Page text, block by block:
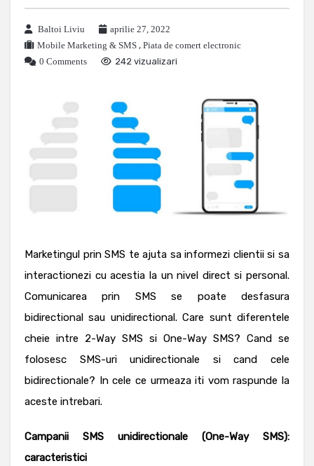
Baltoi Liviu
aprilie 27, 2022
Mobile Marketing & SMS , Piata de comert electronic
0 Comments
242 vizualizari
Marketingul prin SMS te ajuta sa informezi clientii si sa
interactionezi cu acestia la un nivel direct si personal.
Comunicarea prin SMS se poate desfasura
bidirectional sau unidirectional.Care sunt diferentele
cheie intre 2-Way SMS si One-Way SMS? Cand se
folosesc SMS-uri unidirectionale si cand cele
bidirectionale? In cele ce urmeaza iti vom raspunde la
aceste intrebari.
Campanii SMS unidirectionale (One-Way SMS):
caracteristici